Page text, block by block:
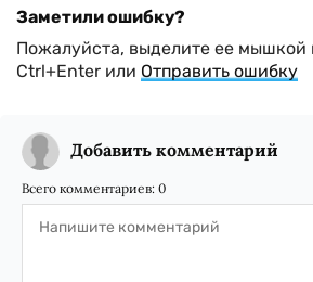
Заметили ошибку?
Пожалуйста, выделите ее
Ctrl+Enter или Отправить ошибку
Добавить комментарий
Всего комментариев: 0